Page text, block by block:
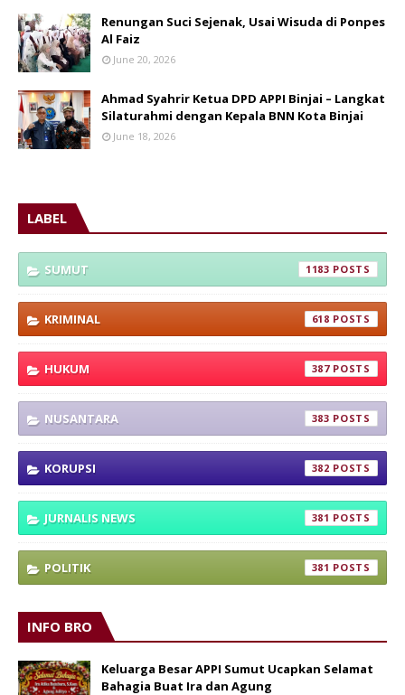
Renungan Suci Sejenak, Usai Wisuda di Ponpes
Al Faiz
June 20, 2026
Ahmad Syahrir Ketua DPD APPI Binjai – Langkat
Silaturahmi dengan Kepala BNN Kota Binjai
June 18, 2026
LABEL
SUMUT 1183
KRIMINAL 618
HUKUM 387
NUSANTARA 383
KORUPSI 382
JURNALIS NEWS 381
POLITIK 381
INFO BRO
Keluarga Besar APPI Sumut Ucapkan Selamat
Bahagia Buat Ira dan Agung